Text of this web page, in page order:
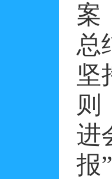
案
总
坚
则
进
报